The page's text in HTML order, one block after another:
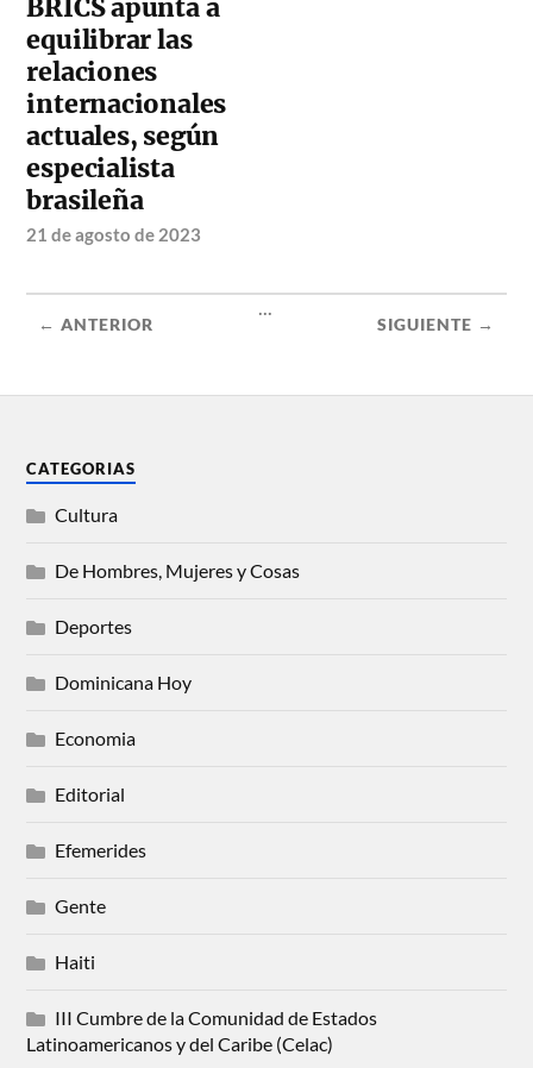
BRICS apunta a
equilibrar las
relaciones
internacionales
actuales, según
especialista
brasileña
21 de agosto de 2023
← ANTERIOR
...
SIGUIENTE →
CATEGORIAS
Cultura
De Hombres, Mujeres y Cosas
Deportes
Dominicana Hoy
Economia
Editorial
Efemerides
Gente
Haiti
III Cumbre de la Comunidad de Estados
Latinoamericanos y del Caribe (Celac)